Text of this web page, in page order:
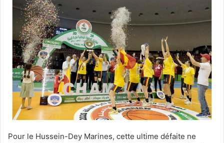
Pour le Hussein-Dey Marines, cette ultime défaite ne